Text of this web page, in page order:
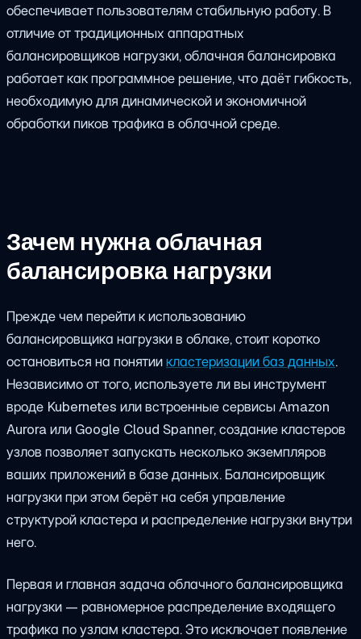
обеспечивает пользователям стабильную работу. В
отличие от традиционных аппаратных
балансировщиков нагрузки, облачная балансировка
работает как программное решение, что даёт гибкость,
необходимую для динамической и экономичной
обработки пиков трафика в облачной среде.
Зачем нужна облачная
балансировка нагрузки
Прежде чем перейти к использованию
балансировщика нагрузки в облаке, стоит коротко
остановиться на понятиикластеризации баз данных.
Независимо от того, используете ли вы инструмент
вроде Kubernetes или встроенные сервисы Amazon
Aurora или Google Cloud Spanner, создание кластеров
узлов позволяет запускать несколько экземпляров
ваших приложений в базе данных. Балансировщик
нагрузки при этом берёт на себя управление
структурой кластера и распределение нагрузки внутри
него.
Первая и главная задача облачного балансировщика
нагрузки — равномерное распределение входящего
трафика по узлам кластера. Это исключает появление